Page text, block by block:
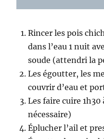
Rincer les pois
dans l’eau 1 nuit
soude (attendri la
Les égoutter, les
couvrir d’eau et
Les faire cuire
nécessaire)
Éplucher l’ail et